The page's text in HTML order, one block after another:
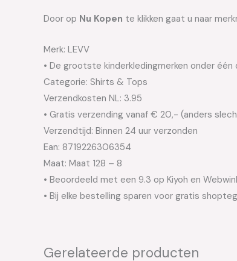
Door op Nu Kopen te klikken gaat u naar
Merk: LEVV
• De grootste kinderkledingmerken onder één
Categorie: Shirts & Tops
Verzendkosten NL: 3.95
• Gratis verzending vanaf € 20,- (anders
Verzendtijd: Binnen 24 uur verzonden
Ean: 8719226306354
Maat: Maat 128 – 8
• Beoordeeld met een 9.3 op Kiyoh en
• Bij elke bestelling sparen voor gratis
Gerelateerde producten